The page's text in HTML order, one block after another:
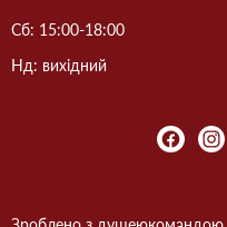
Сб: 15:00-18:00
Нд: вихідний